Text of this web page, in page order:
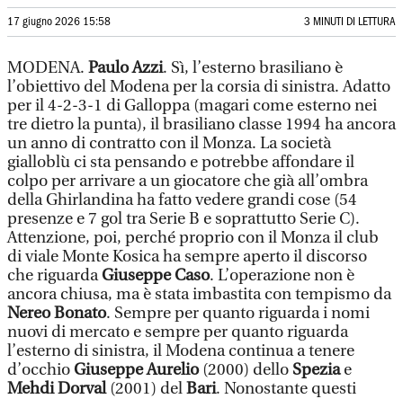
17 giugno 2026 15:58 3 MINUTI DI LETTURA
MODENA. Paulo Azzi. Sì, l’esterno brasiliano è
l’obiettivo del Modena per la corsia di sinistra. Adatto
per il 4-2-3-1 di Galloppa (magari come esterno nei
tre dietro la punta), il brasiliano classe 1994 ha ancora
un anno di contratto con il Monza. La società
gialloblù ci sta pensando e potrebbe affondare il
colpo per arrivare a un giocatore che già all’ombra
della Ghirlandina ha fatto vedere grandi cose (54
presenze e 7 gol tra Serie B e soprattutto Serie C).
Attenzione, poi, perché proprio con il Monza il club
di viale Monte Kosica ha sempre aperto il discorso
che riguardaGiuseppe Caso. L’operazione non è
ancora chiusa, ma è stata imbastita con tempismo da
Nereo Bonato. Sempre per quanto riguarda i nomi
nuovi di mercato e sempre per quanto riguarda
l’esterno di sinistra, il Modena continua a tenere
d’occhioGiuseppe Aurelio(2000) dello Speziae
Mehdi Dorval(2001) delBari. Nonostante questi